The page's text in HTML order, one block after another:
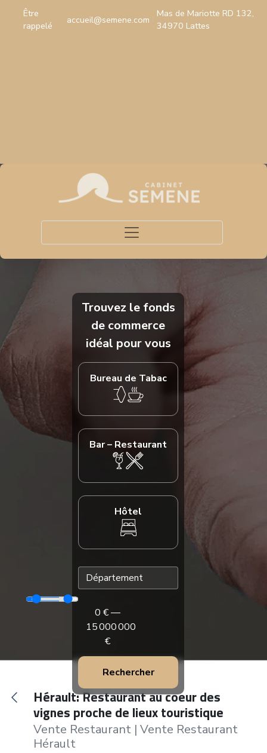
Être
rappelé
accueil@semene.com
Mas de Mariotte RD 132,
34970 Lattes
Toggle navigation
Trouvez le fonds
de commerce
idéal pour vous
Bureau de Tabac
Bar – Restaurant
Hôtel
0 € —
15 000 000
€
Rechercher
Hérault: Restaurant au coeur des
vignes proche de lieux touristique
Vente Restaurant | Vente Restaurant
Hérault